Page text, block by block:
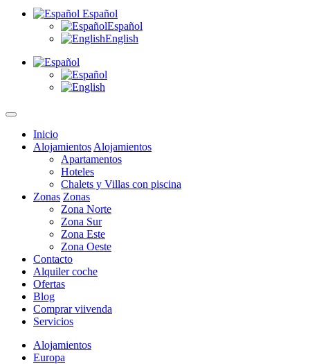
Español
Español
English
Inicio
Alojamientos Alojamientos
Apartamentos
Hoteles
Chalets y Villas con piscina
Zonas Zonas
Zona Norte
Zona Sur
Zona Este
Zona Oeste
Contacto
Alquiler coche
Ofertas
Blog
Comprar viivenda
Servicios
Alojamientos
Europa